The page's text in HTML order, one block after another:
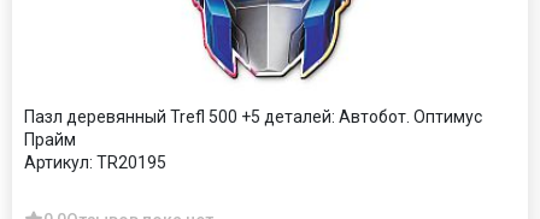
Пазл деревянный Trefl 500 +5 деталей: Автобот. Оптимус
Прайм
Артикул: TR20195